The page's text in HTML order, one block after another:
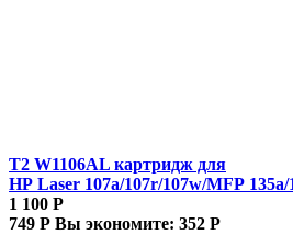
T2 W1106AL картридж для
HP Laser 107a/107r/107w/MFP
1 100 Р
749 Р Вы экономите: 352 Р